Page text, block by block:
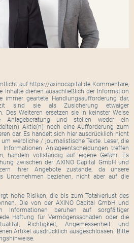
auf https://axinocapital.de Kommentare,
Inhalte dienen ausschließlich der Information
geartete Handlungsaufforderung dar,
sind sie als Zusicherung etwaiger
Des Weiteren ersetzen sie in keinster Weise
Anlageberatung und stellen weder ein
Aktie(n) noch eine Aufforderung zum
dar. Es handelt sich hier ausdrücklich nicht
werbliche / journalistische Texte. Leser, die
Anlageentscheidungen treffen
handeln vollständig auf eigene Gefahr. Es
zwischen der AXINO Capital GmbH und
ihrer Angebote zustande, da unsere
Unternehmen beziehen, nicht aber auf die
hohe Risiken, die bis zum Totalverlust des
Die von der AXINO Capital GmbH und
Informationen beruhen auf sorgfältiger
Haftung für Vermögensschäden oder die
Richtigkeit, Angemessenheit und
Artikel ausdrücklich ausgeschlossen. Bitte